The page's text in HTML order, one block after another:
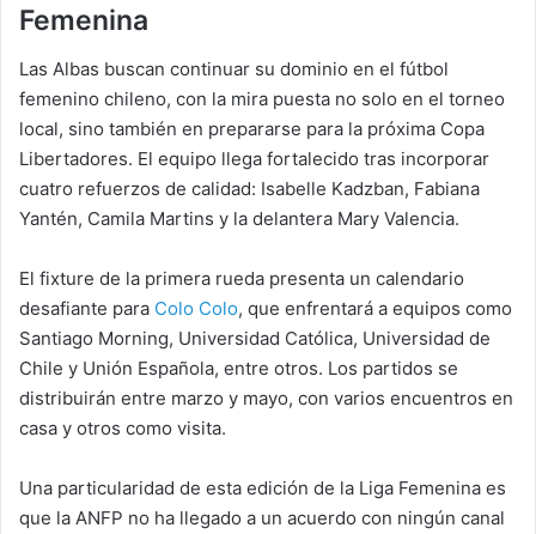
Femenina
Las Albas buscan continuar su dominio en el fútbol
femenino chileno, con la mira puesta no solo en el torneo
local, sino también en prepararse para la próxima Copa
Libertadores. El equipo llega fortalecido tras incorporar
cuatro refuerzos de calidad: Isabelle Kadzban, Fabiana
Yantén, Camila Martins y la delantera Mary Valencia.
El fixture de la primera rueda presenta un calendario
desafiante para Colo Colo, que enfrentará a equipos como
Santiago Morning, Universidad Católica, Universidad de
Chile y Unión Española, entre otros. Los partidos se
distribuirán entre marzo y mayo, con varios encuentros en
casa y otros como visita.
Una particularidad de esta edición de la Liga Femenina es
que la ANFP no ha llegado a un acuerdo con ningún canal